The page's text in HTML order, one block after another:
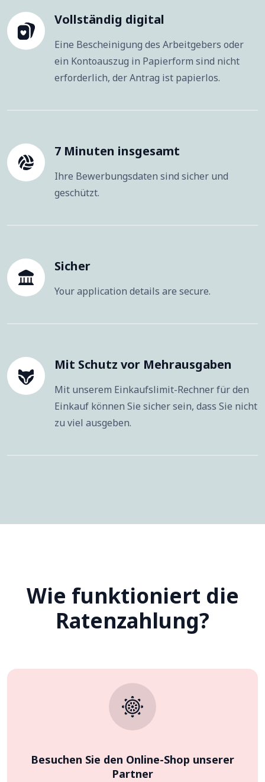
Vollständig digital
Eine Bescheinigung des Arbeitgebers oder
ein Kontoauszug in Papierform sind nicht
erforderlich, der Antrag ist papierlos.
7 Minuten insgesamt
Ihre Bewerbungsdaten sind sicher und
geschützt.
Sicher
Your application details are secure.
Mit Schutz vor Mehrausgaben
Mit unserem Einkaufslimit-Rechner für den
Einkauf können Sie sicher sein, dass Sie nicht
zu viel ausgeben.
Wie funktioniert die
Ratenzahlung?
Besuchen Sie den Online-Shop unserer
Partner